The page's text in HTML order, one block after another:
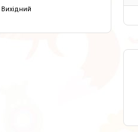
Вихідний